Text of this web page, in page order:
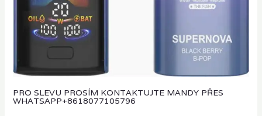
PRO SLEVU PROSÍM KONTAKTUJTE MANDY PŘES
WHATSAPP+8618077105796